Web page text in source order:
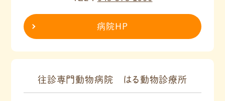
病院HP
往診専門動物病院 はる動物診療所